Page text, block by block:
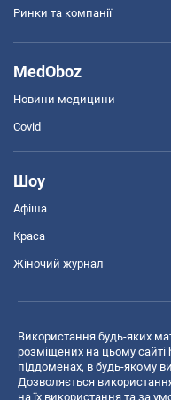
Ринки та компанії
MedOboz
Новини медицини
Covid
Шоу
Афіша
Краса
Жіночий журнал
Використання будь-яких
розміщених на цьому сайті
піддоменах, в будь-якому
Дозволяється
на їх використання та за